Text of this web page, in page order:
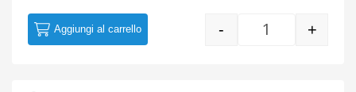
Pantalone
- +
Aggiungi al carrello